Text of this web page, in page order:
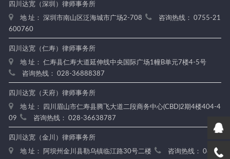
四川达宽（深圳）律师事务所
地 址： 深圳市南山区泛海城市广场2-708
咨询热线： 0755-21
600760
四川达宽（仁寿）律师事务所
地 址： 仁寿县仁寿大道延伸线中央国际广场1幢B单元7楼4-5号
咨询热线： 028-36888387
四川达宽（天府）律师事务所
地 址： 四川眉山市仁寿县腾飞大道二段商务中心(CBD)2期4楼404-4
09
咨询热线： 028-36638787
四川达宽（金川）律师事务所
地 址： 阿坝州金川县勒乌镇临江路30号二楼 咨询热线： 0837